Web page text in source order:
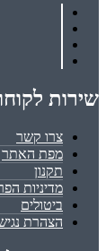
שירות
צרו קשר
מפת האתר
תקנון
מדיניות
ביטולים
הצהרת